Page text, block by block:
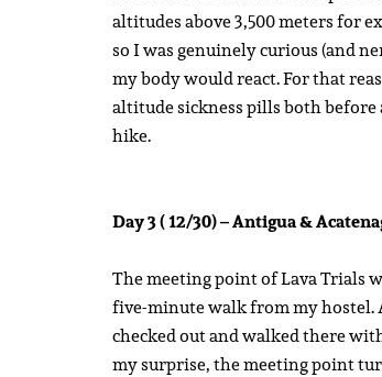
altitudes above 3,500 meters for
so I was genuinely curious (and
my body would react. For that
altitude sickness pills both
hike.
Day 3 ( 12/30) – Antigua &
The meeting point of Lava Trials
five-minute walk from my hostel.
checked out and walked there
my surprise, the meeting point